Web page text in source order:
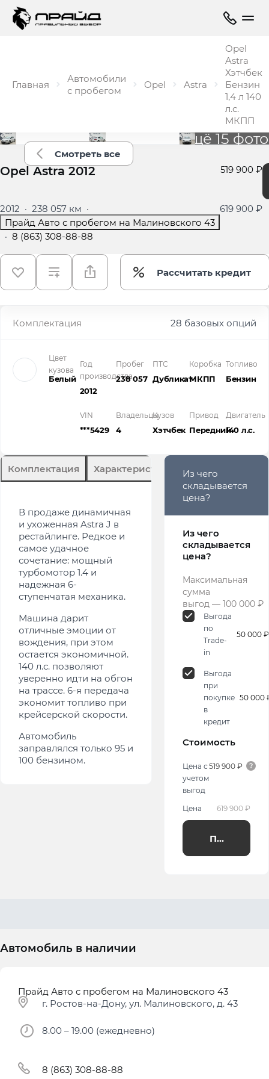
Главная
Автомобили
с пробегом
Opel Astra
Opel
Astra
Хэтчбек
Бензин
1,4 л 140
л.с.
МКПП
Ещё 15 фото
Смотреть все
Opel Astra 2012 519 900 ₽
2012 · 238 057 км ·
Прайд Авто с пробегом на Малиновского 43
· 8 (863) 308-88-88
619 900 ₽
Рассчитать кредит
Комплектация 28 базовых опций
Цвет
кузова
Белый
Год
производства
2012
Пробег
238 057
ПТС
Дубликат
Коробка
МКПП
Топливо
Бензин
VIN
***5429
Владельцы
4
Кузов
Хэтчбек
Привод
Передний
Двигатель
140 л.с.
Комплектация Характеристики Описание
В продаже динамичная
и ухоженная Astra J в
рестайлинге. Редкое и
самое удачное
сочетание: мощный
турбомотор 1.4 и
надежная 6-
ступенчатая механика.
Машина дарит
отличные эмоции от
вождения, при этом
остается экономичной.
140 л.с. позволяют
уверенно идти на обгон
на трассе. 6-я передача
экономит топливо при
крейсерской скорости.
Автомобиль
заправлялся только 95 и
100 бензином.
Из чего
складывается
цена?
Из чего
складывается
цена?
Максимальная
сумма
выгод — 100 000 ₽
Выгода
по
Trade-
in
50 000 ₽
Выгода
при
покупке
в
кредит
50 000
Стоимость
Цена с
учетом
выгод
519 900 ₽
Цена 619 900 ₽
Получить
Автомобиль в наличии
Прайд Авто с пробегом на Малиновского 43
г. Ростов-на-Дону, ул. Малиновского, д. 43
8.00 – 19.00 (ежедневно)
8 (863) 308-88-88